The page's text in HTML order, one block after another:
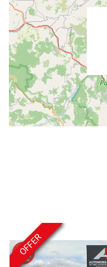
OFFER